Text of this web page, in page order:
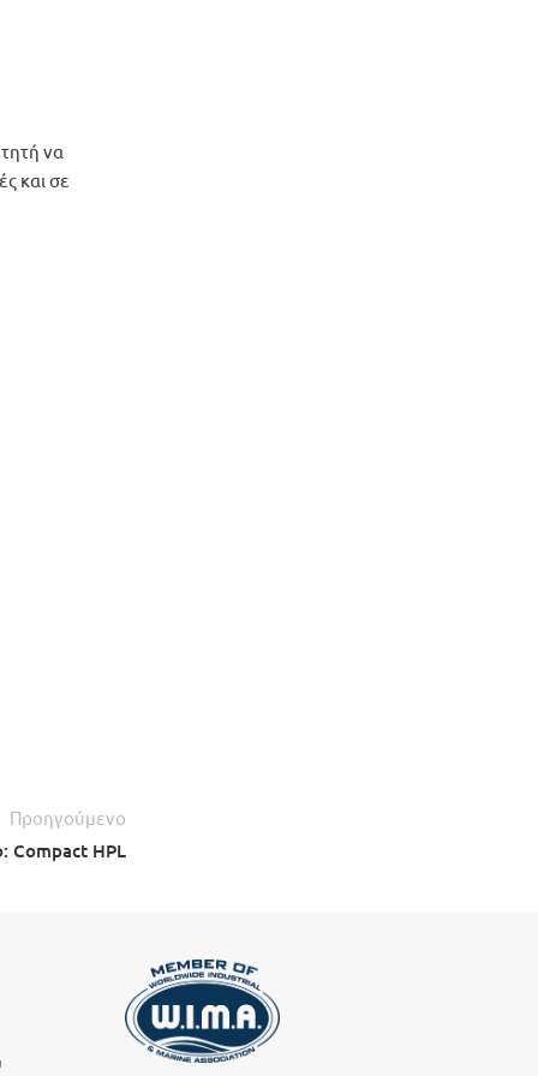
να
και σε
Προηγούμενο
Compact HPL